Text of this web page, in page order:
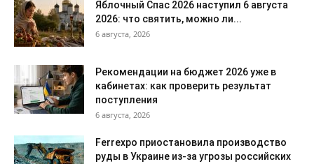
Яблочный Спас 2026 наступил 6 августа
2026: что святить, можно ли...
6 августа, 2026
Рекомендации на бюджет 2026 уже в
кабинетах: как проверить результат
поступления
6 августа, 2026
Ferrexpo приостановила производство
руды в Украине из-за угрозы российских